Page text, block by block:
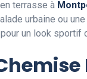
terrasse à
urbaine ou
un look